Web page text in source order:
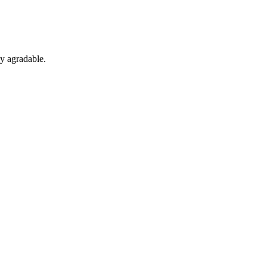
agradable.